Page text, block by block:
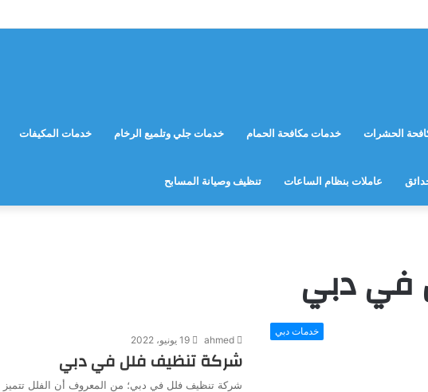
الحشرات خدمات مكافحة الحمام خدمات جلي وتلميع الرخام خدمات المكيفات
عاملات بنظام الساعات تنظيف وصيانة المسابح
في دبي
خدمات دبي
ahmed 19 يونيو، 2022
شركة تنظيف فلل في دبي
شركة تنظيف فلل في دبي؛ من المعروف أن الفلل تتميز